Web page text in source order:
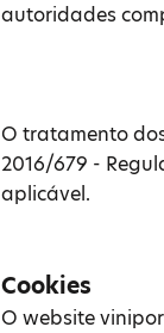
autoridades
O tratamento
2016/679 -
aplicável.
Cookies
O website